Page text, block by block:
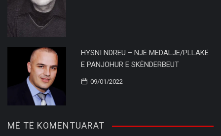
HYSNI NDREU – NJË MEDALJE/PLLAKË
E PANJOHUR E SKËNDERBEUT
09/01/2022
MË TË KOMENTUARAT